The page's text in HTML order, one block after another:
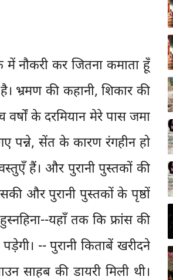
नौकरी कर जितना कमाता हूँ
भ्रमण की कहानी, शिकार की
के दरमियान मेरे पास जमा
पन्ने, सेंत के कारण रंगहीन हो
हैं। और पुरानी पुस्तकों की
और पुरानी पुस्तकों के पृष्ठों
यहाँ तक कि फ्रांस की
-- पुरानी किताबें खरीदने
साहब की डायरी मिली थी।